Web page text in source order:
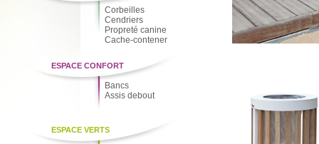
Corbeilles
Cendriers
Propreté canine
Cache-contener
ESPACE CONFORT
Bancs
Assis debout
ESPACE VERTS